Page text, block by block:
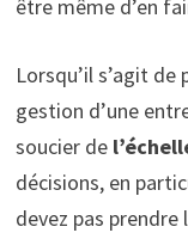
être même d’en
Lorsqu’il s’agit
gestion d’une
soucier de
décisions, en
devez pas prendre